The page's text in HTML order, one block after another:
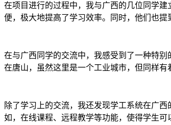
在项目进行的过程中，我与广西的几位同学
便，极大地提高了学习效率。同时，他们也提
在与广西同学的交流中，我感受到了一种特
在唐山，虽然这里是一个工业城市，但同样
除了学习上的交流，我还发现学工系统在广
如，在线课程、远程教学等功能，使得学生可